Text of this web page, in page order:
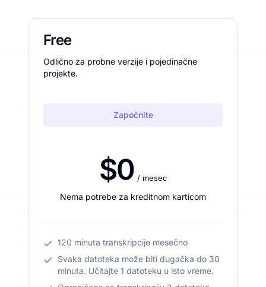
Free
Odlično za probne verzije i pojedinačne
projekte.
Započnite
$0 / mesec
Nema potrebe za kreditnom karticom
120 minuta transkripcije mesečno
Svaka datoteka može biti dugačka do 30
minuta. Učitajte 1 datoteku u isto vreme.